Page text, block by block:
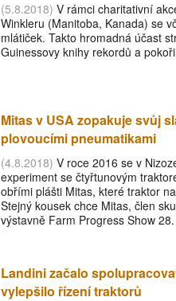
(5.8.2018) V rámci charitativní
Winkleru (Manitoba, Kanada) se
mlátiček. Takto hromadná účast
Guinessovy knihy rekordů a
Mitas v USA zopakuje svůj
plovoucími pneumatikami
(4.8.2018) V roce 2016 se v
experiment se čtyřtunovým
obřími plášti Mitas, které traktor
Stejný kousek chce Mitas, člen
výstavně Farm Progress Show
Landini začalo
vylepšilo řízení traktorů